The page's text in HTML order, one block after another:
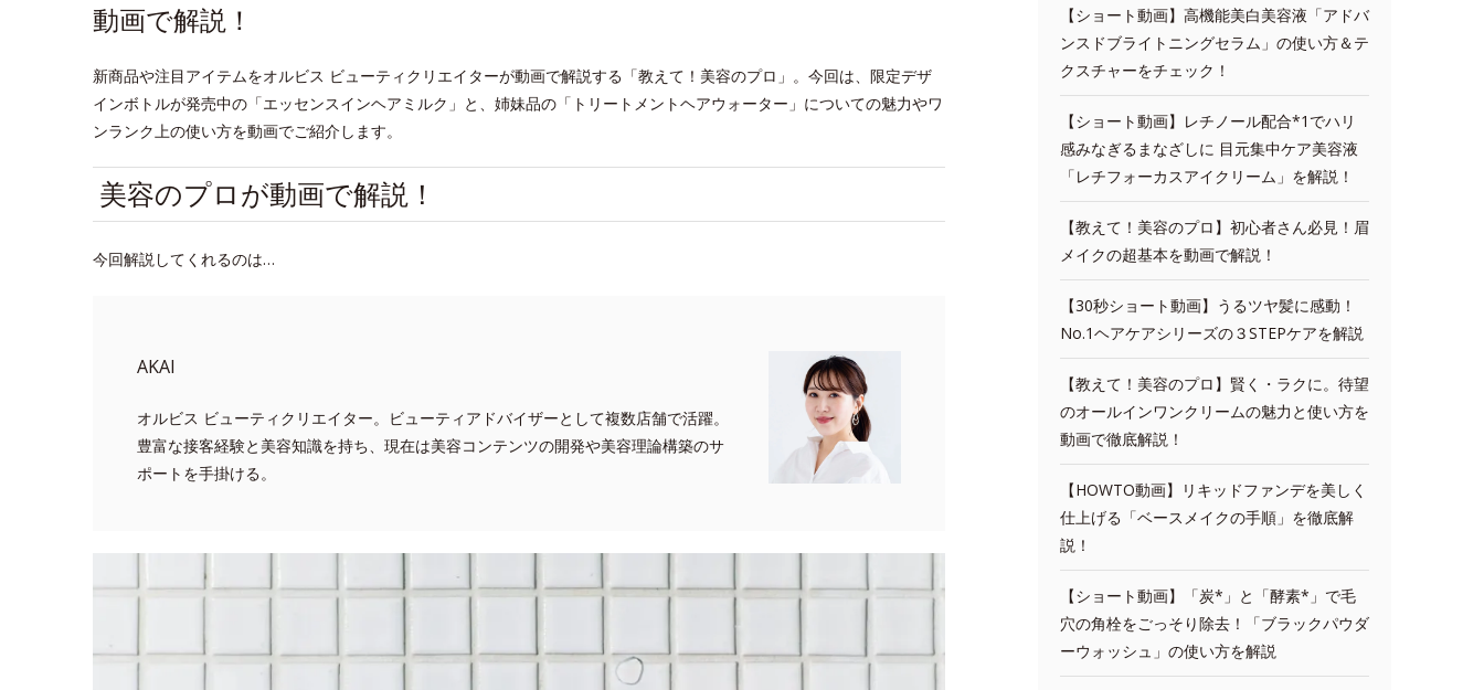
動画で解説！
新商品や注目アイテムをオルビス ビューティクリエイターが動画で解説する「教えて！美容のプロ」。今回は、限定デザ
インボトルが発売中の「エッセンスインヘアミルク」と、姉妹品の「トリートメントヘアウォーター」についての魅力やワ
ンランク上の使い方を動画でご紹介します。
美容のプロが動画で解説！
今回解説してくれるのは…
AKAI
オルビス ビューティクリエイター。ビューティアドバイザーとして複数店舗で活躍。
豊富な接客経験と美容知識を持ち、現在は美容コンテンツの開発や美容理論構築のサ
ポートを手掛ける。
【ショート動画】高機能美白美容液「アドバ
ンスドブライトニングセラム」の使い方＆テ
クスチャーをチェック！
【ショート動画】レチノール配合*1でハリ
感みなぎるまなざしに 目元集中ケア美容液
「レチフォーカスアイクリーム」を解説！
【教えて！美容のプロ】初心者さん必見！眉
メイクの超基本を動画で解説！
【30秒ショート動画】うるツヤ髪に感動！
No.1ヘアケアシリーズの３STEPケアを解説
【教えて！美容のプロ】賢く・ラクに。待望
のオールインワンクリームの魅力と使い方を
動画で徹底解説！
【HOWTO動画】リキッドファンデを美しく
仕上げる「ベースメイクの手順」を徹底解
説！
【ショート動画】「炭*」と「酵素*」で毛
穴の角栓をごっそり除去！「ブラックパウダ
ーウォッシュ」の使い方を解説